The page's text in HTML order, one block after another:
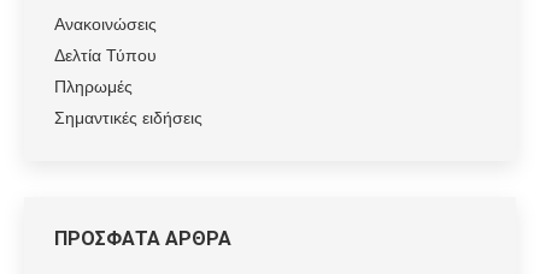
Ανακοινώσεις
Δελτία Τύπου
Πληρωμές
Σημαντικές ειδήσεις
ΠΡΟΣΦΑΤΑ ΑΡΘΡΑ